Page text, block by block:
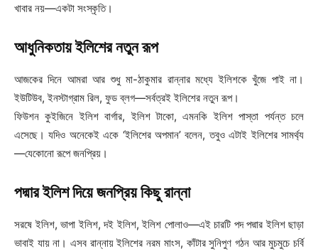
খাবার নয়—একটা সংস্কৃতি।
আধুনিকতায় ইলিশের নতুন রূপ
আজকের দিনে আমরা আর শুধু মা-ঠাকুমার রান্নার মধ্যে ইলিশকে খুঁজে পাই না।
ইউটিউব, ইনস্টাগ্রাম রিল, ফুড ব্লগ—সর্বত্রই ইলিশের নতুন রূপ।
ফিউশন কুইজিনে ইলিশ বার্গার, ইলিশ টাকো, এমনকি ইলিশ পাস্তা পর্যন্ত চলে
এসেছে। যদিও অনেকেই একে ‘ইলিশের অপমান’ বলেন, তবুও এটাই ইলিশের সামর্থ্য
—যেকোনো রূপে জনপ্রিয়।
পদ্মার ইলিশ দিয়ে জনপ্রিয় কিছু রান্না
সরষে ইলিশ, ভাপা ইলিশ, দই ইলিশ, ইলিশ পোলাও—এই চারটি পদ পদ্মার ইলিশ ছাড়া
ভাবাই যায় না। এসব রান্নায় ইলিশের নরম মাংস, কাঁটার সুনিপুণ গঠন আর মুচমুচে চর্বি